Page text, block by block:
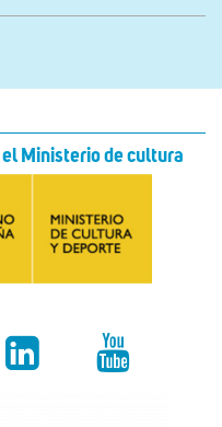
Ministerio de cultura